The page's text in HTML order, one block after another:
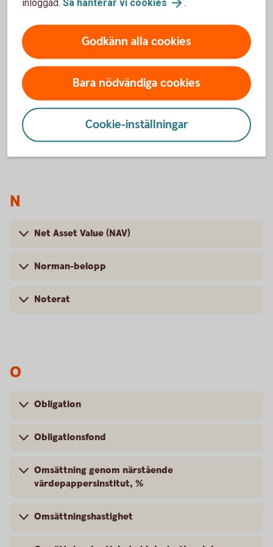
Morningstar Rating
N
Net Asset Value (NAV)
Norman-belopp
Noterat
O
Obligation
Obligationsfond
Omsättning genom närstående
värdepappersinstitut, %
Omsättningshastighet
Godkänn alla cookies
Bara nödvändiga cookies
Cookie-inställningar